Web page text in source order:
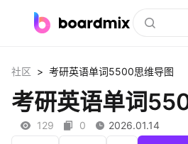
社区资源
下载
社区 > 考研英语单词5500思维导图
考研英语单词
129 0 2026.01.14